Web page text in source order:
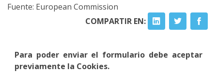
Fuente: European Commission
COMPARTIR EN:
Para poder enviar el formulario debe aceptar
previamente la Cookies.